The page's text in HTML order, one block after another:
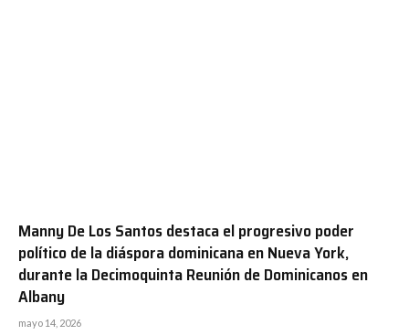
Manny De Los Santos destaca el progresivo poder
político de la diáspora dominicana en Nueva York,
durante la Decimoquinta Reunión de Dominicanos en
Albany
mayo 14, 2026